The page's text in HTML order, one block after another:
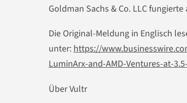
Goldman Sachs & Co. LLC
Die Original-Meldung in Englisch
unter:https://
LuminArx-and-AMD-Ventures-at-
Über Vultr